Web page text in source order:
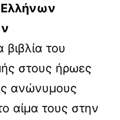
του
στους ήρωες
ανώνυμους
αίμα τους στην